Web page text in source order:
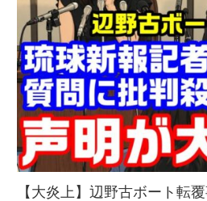
【大炎上】辺野古ボート転